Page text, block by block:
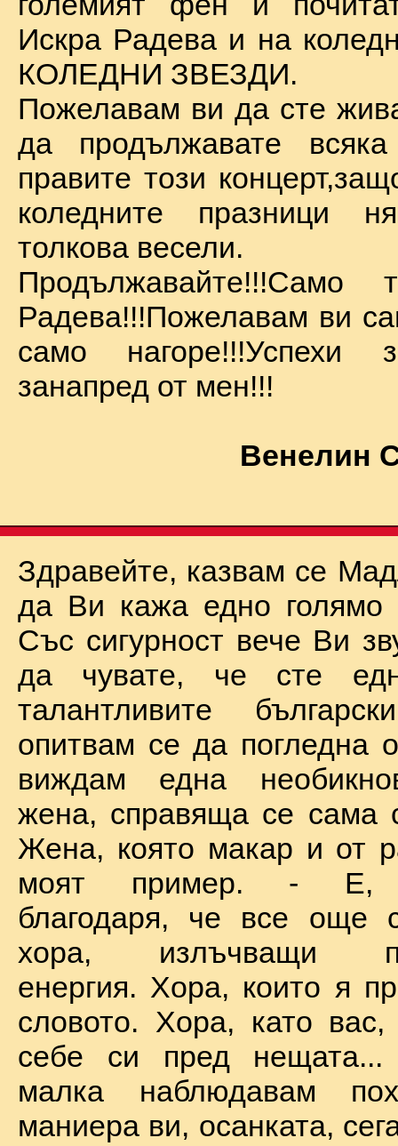
Искра Радева и на
КОЛЕДНИ ЗВЕЗДИ.
Пожелавам ви да сте
да продължавате
правите този
коледните празници
толкова весели.
Продължавайте!!!Само
Радева!!!Пожелавам ви
само
занапред от мен!!!
Венелин
Здравейте, казвам се
да Ви кажа едно голямо
Със сигурност вече Ви
да чувате, че сте
талантливите
опитвам се да погледна
виждам една
жена, справяща се сама
Жена, която макар и от
моят пример. - Е,
благодаря, че все още
хора, излъчващи
енергия. Хора, които я
словото. Хора, като
себе си пред
малка наблюдавам
маниера ви, осанката,